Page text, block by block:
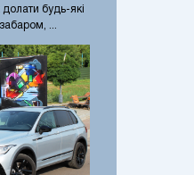
долати будь-які
...